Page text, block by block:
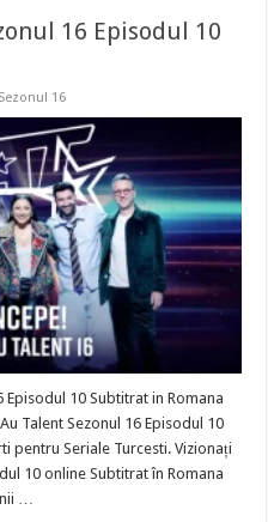
16 Episodul 10
16
Episodul 10 Subtitrat in Romana
Talent Sezonul 16 Episodul 10
pentru Seriale Turcesti. Vizionați
10 online Subtitrat în Romana
…